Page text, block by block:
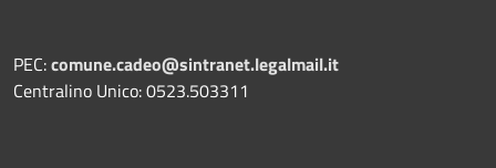
PEC:comune.cadeo@sintranet.legalmail.it
Centralino Unico: 0523.503311